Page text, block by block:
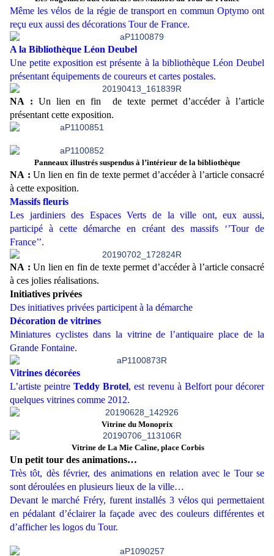
Même les vélos de la régie de transport en commun Optymo ont
reçu eux aussi des décorations Tour de France.
A la Bibliothèque Léon Deubel
Une petite exposition est présente à la bibliothèque Léon Deubel
présentant équipements de coureurs et cartes postales.
NA :Un lien en fin de texte permet d’accéder à l’article
présentant cette exposition.
Panneaux illustrés suspendus à l’intérieur de la bibliothèque
NA : Un lien en fin de texte permet d’accéder à l’article consacré
à cette exposition.
Massifs fleuris
Les jardiniers des Espaces Verts de la ville ont, eux aussi,
participé à cette démarche en créant des massifs ‘’Tour de
France’’.
NA : Un lien en fin de texte permet d’accéder à l’article consacré
à ces jolies réalisations.
Initiatives privées
Des initiatives privées participent à la démarche
Décoration de vitrines
Miniatures cyclistes dans la vitrine de l’antiquaire place de la
Grande Fontaine.
Vitrines décorées
L’artiste peintreTeddy Brotel, est revenu à Belfort pour décorer
quelques vitrines comme 2012.
Vitrine du Monoprix
Vitrine de La Mie Caline, place Corbis
Un petit tour des animations…
Très tôt, dès février, des animations en relation avec le Tour se
sont déroulées en plusieurs lieux de la ville…
Devant le marché Fréry, furent installés 3 vélos qui permettaient
en pédalant d’éclairer la façade avec des couleurs différentes et
d’afficher les logos du Tour.